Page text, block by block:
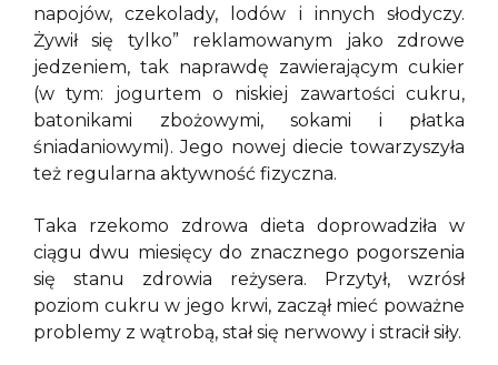
napojów, czekolady, lodów i innych słodyczy.
Żywił się tylko” reklamowanym jako zdrowe
jedzeniem, tak naprawdę zawierającym cukier
(w tym: jogurtem o niskiej zawartości cukru,
batonikami zbożowymi, sokami i płatka
śniadaniowymi). Jego nowej diecie towarzyszyła
też regularna aktywność fizyczna.
Taka rzekomo zdrowa dieta doprowadziła w
ciągu dwu miesięcy do znacznego pogorszenia
się stanu zdrowia reżysera. Przytył, wzrósł
poziom cukru w jego krwi, zaczął mieć poważne
problemy z wątrobą, stał się nerwowy i stracił siły.